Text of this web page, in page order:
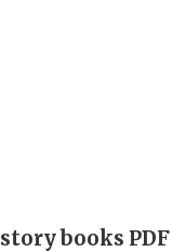
books PDF